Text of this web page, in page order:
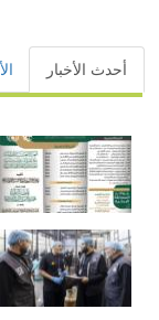
أحدث الأخبار